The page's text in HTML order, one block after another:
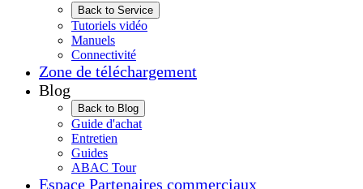
Back to Service
Tutoriels vidéo
Manuels
Connectivité
Zone de téléchargement
Blog
Back to Blog
Guide d'achat
Entretien
Guides
ABAC Tour
Espace Partenaires commerciaux